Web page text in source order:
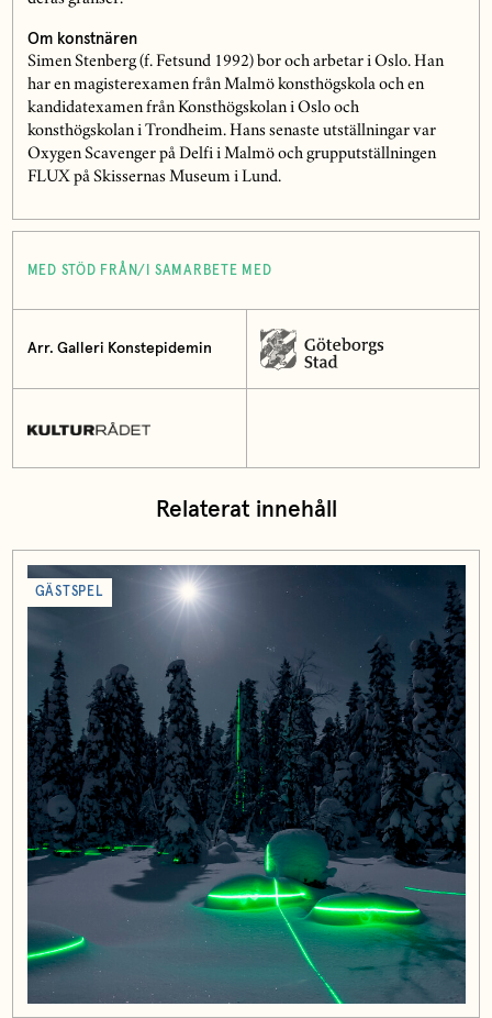
Om konstnären
Simen Stenberg (f. Fetsund 1992) bor och arbetar i Oslo. Han
har en magisterexamen från Malmö konsthögskola och en
kandidatexamen från Konsthögskolan i Oslo och
konsthögskolan i Trondheim. Hans senaste utställningar var
Oxygen Scavenger på Delfi i Malmö och grupputställningen
FLUX på Skissernas Museum i Lund.
MED STÖD FRÅN/I SAMARBETE MED
Arr. Galleri Konstepidemin
Relaterat innehåll
GÄSTSPEL